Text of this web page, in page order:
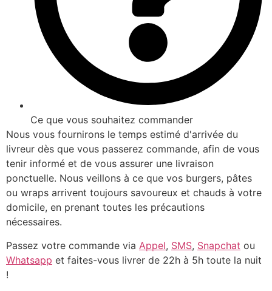
Ce que vous souhaitez commander
Nous vous fournirons le temps estimé d'arrivée du
livreur dès que vous passerez commande, afin de vous
tenir informé et de vous assurer une livraison
ponctuelle. Nous veillons à ce que vos burgers, pâtes
ou wraps arrivent toujours savoureux et chauds à votre
domicile, en prenant toutes les précautions
nécessaires.
Passez votre commande via Appel, SMS, Snapchat ou
Whatsapp et faites-vous livrer de 22h à 5h toute la nuit
!